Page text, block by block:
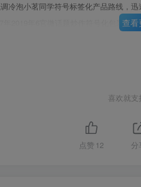
冷泡小茗同学符号标签化产品路线，
年2019年6官微话题炒作符号化包装连
查看
喜欢就
点赞 12 分